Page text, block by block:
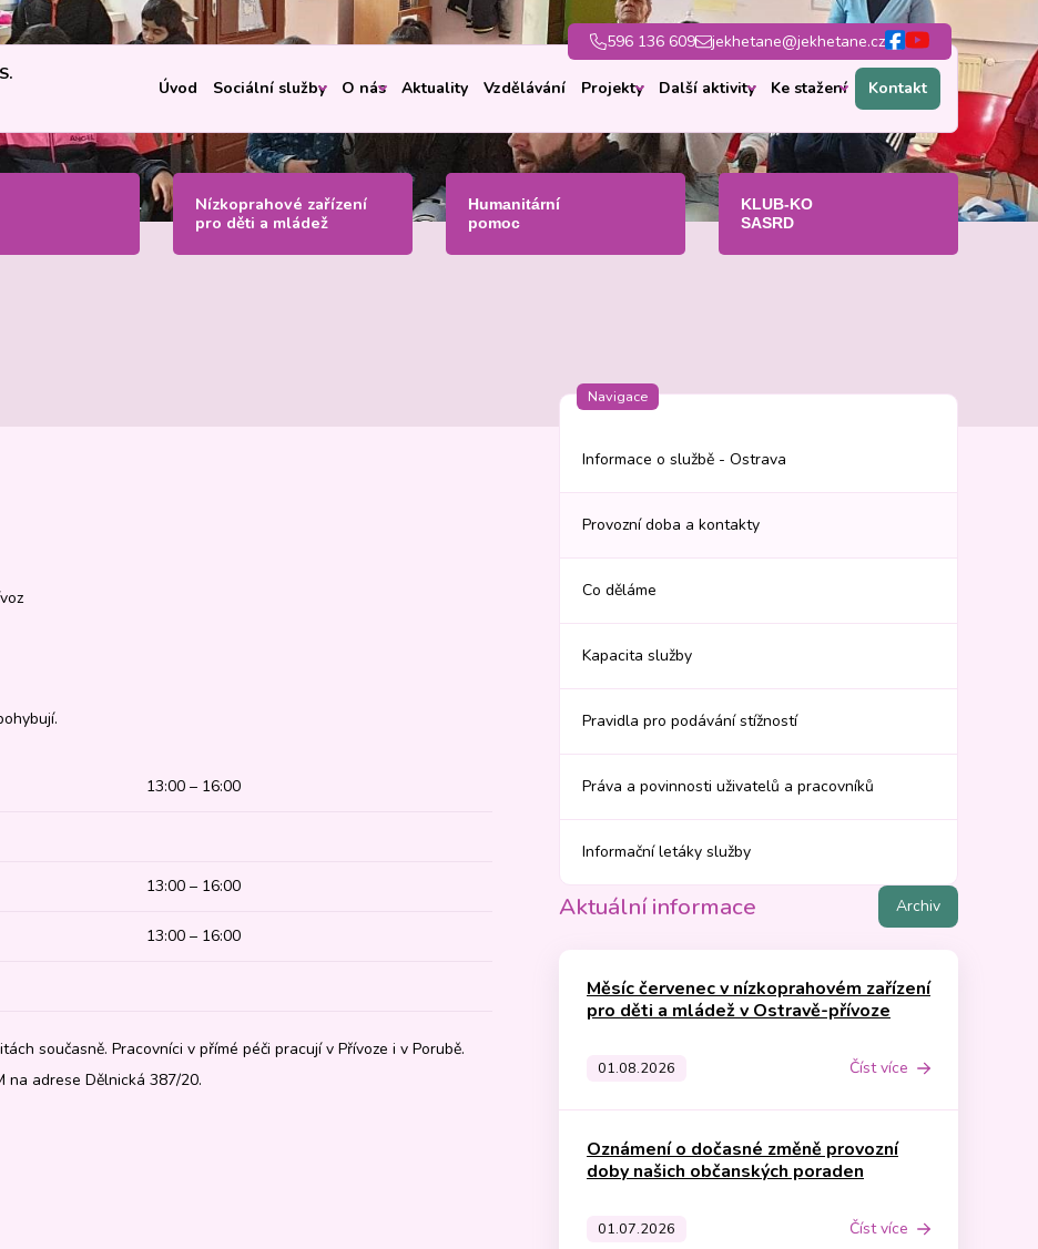
Úvod Sociální služby O nás Aktuality Vzdělávání Projekty Další aktivity Ke stažení Kontakt
596 136 609 jekhetane@jekhetane.cz
Nízkoprahové zařízení
pro děti a mládež
Humanitární
pomoc
KLUB-KO
SASRD
13:00 – 16:00
13:00 – 16:00
13:00 – 16:00
současně. Pracovníci v přímé péči pracují v Přívoze i v Porubě.
na adrese Dělnická 387/20.
Navigace
Informace o službě - Ostrava
Provozní doba a kontakty
Co děláme
Kapacita služby
Pravidla pro podávání stížností
Práva a povinnosti uživatelů a pracovníků
Informační letáky služby
Aktuální informace Archiv
Měsíc červenec v nízkoprahovém zařízení
pro děti a mládež v Ostravě-přívoze
01.08.2026 Číst více
Oznámení o dočasné změně provozní
doby našich občanských poraden
01.07.2026 Číst více